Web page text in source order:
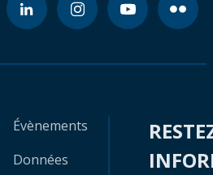
Évènements
Données